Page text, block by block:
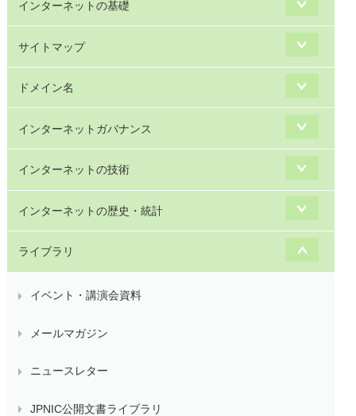
インターネットの基礎
サイトマップ
ドメイン名
インターネットガバナンス
インターネットの技術
インターネットの歴史・統計
ライブラリ
イベント・講演会資料
メールマガジン
ニュースレター
JPNIC公開文書ライブラリ